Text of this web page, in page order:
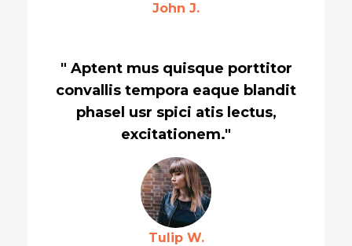
John J.
" Aptent mus quisque porttitor
convallis tempora eaque blandit
phasel usr spici atis lectus,
excitationem."
Tulip W.